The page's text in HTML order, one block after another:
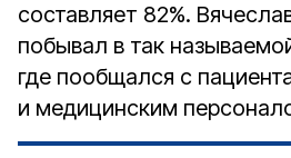
составляет 82%.
побывал в так
где пообщался с
и медицинским